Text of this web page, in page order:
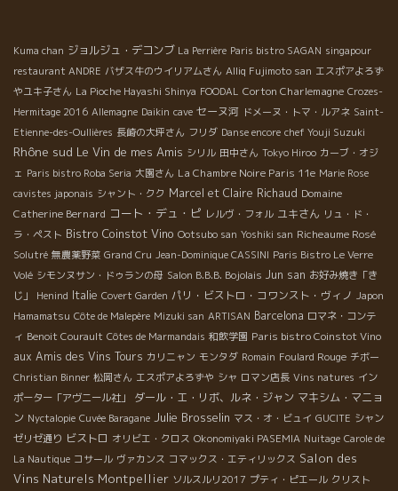
Kuma chan ジョルジュ・デコンブ La Perrière Paris bistro SAGAN singapour
restaurant ANDRE バザス牛のウイリアムさん Alliq Fujimoto san エスポアよろず
やユキ子さん La Pioche Hayashi Shinya FOODAL Corton Charlemagne Crozes-
Hermitage 2016 Allemagne Daikin cave セーヌ河 ドメーヌ・トマ・ルアネ Saint-
Etienne-des-Oullières 長崎の大坪さん フリダ Danse encore chef Youji Suzuki
Rhône sud Le Vin de mes Amis シリル 田中さん Tokyo Hiroo カーブ・オジ
ェ Paris bistro Roba Seria 大園さん La Chambre Noire Paris 11e Marie Rose
cavistes japonais シャント・クク Marcel et Claire Richaud Domaine
Catherine Bernard コート・デュ・ピ レルヴ・フォル ユキさん リュ・ド・
ラ・ペスト Bistro Coinstot Vino Ootsubo san Yoshiki san Richeaume Rosé
Solutré 無農薬野菜 Grand Cru Jean-Dominique CASSINI Paris Bistro Le Verre
Volé シモンヌサン・ドゥランの母 Salon B.B.B. Bojolais Jun san お好み焼き「き
じ」
Henind Italie Covert Garden パリ・ビストロ・コワンスト・ヴィノ Japon
Hamamatsu Côte de Malepère Mizuki san ARTISAN Barcelona ロマネ・コンテ
ィ Benoit Courault Côtes de Marmandais 和飲学園 Paris bistro Coinstot Vino
aux Amis des Vins Tours カリニャン モンタダ Romain Foulard Rouge チボー
Christian Binner 松岡さん エスポアよろずや シャ ロマン店長 Vins natures イン
ポーター「アヴニール社」
ダール・エ・リボ、ルネ・ジャン マキシム・マニョ
ン Nyctalopie Cuvée Baragane Julie Brosselin マス・オ・ビュイ GUCITE シャン
ゼリゼ通り ビストロ オリビエ・クロス Okonomiyaki PASEMIA Nuitage Carole de
La Nautique コサール ヴァカンス コマックス・エティリックス Salon des
Vins Naturels Montpellier ソルスルリ2017 プティ・ピエール クリスト